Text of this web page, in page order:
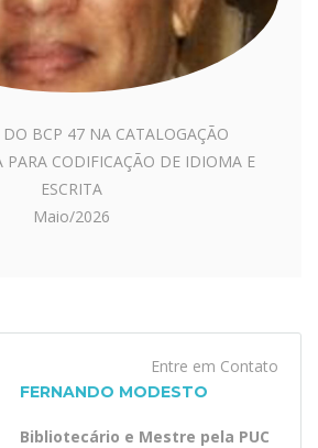
BCP 47 NA CATALOGAÇÃO
PARA CODIFICAÇÃO DE IDIOMA E
ESCRITA
Maio/2026
Entre em Contato
FERNANDO MODESTO
Bibliotecário e Mestre pela PUC